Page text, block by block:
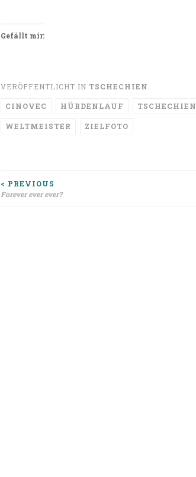
Gefällt mir:
VERÖFFENTLICHT IN TSCHECHIEN
CINOVEC HÜRDENLAUF TSCHECHIEN
WELTMEISTER ZIELFOTO
Beitragsnavigation
< PREVIOUS
Forever ever ever?